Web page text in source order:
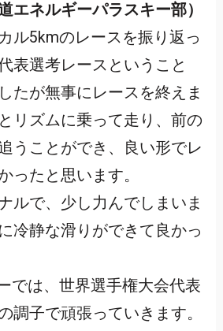
エネルギーパラスキー部）
ル5kmのレースを振り返っ
表選考レースということ
たが無事にレースを終えま
リズムに乗って走り、前の
うことができ、良い形でレ
ったと思います。
ルで、少し力んでしまいま
冷静な滑りができて良かっ
では、世界選手権大会代表
調子で頑張っていきます。